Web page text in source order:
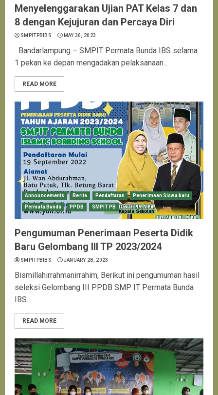
Menyelenggarakan Ujian PAT Kelas 7 dan
8 dengan Kejujuran dan Percaya Diri
SMPITPBIBS MAY 30, 2023
Bandarlampung – SMPIT Permata Bunda IBS selama
1 pekan ke depan mengadakan pelaksanaan...
READ MORE
Announcements Berita Pendaftaran Penerimaan Siswa baru
Permata Bunda PPDB SMPIT PB
Pengumuman Penerimaan Peserta Didik
Baru Gelombang III TP 2023/2024
SMPITPBIBS JANUARY 28, 2023
Bismillahirrahmanirrahim, Berikut ini pengumuman hasil
seleksi Gelombang III PPDB SMP IT Permata Bunda
IBS...
READ MORE